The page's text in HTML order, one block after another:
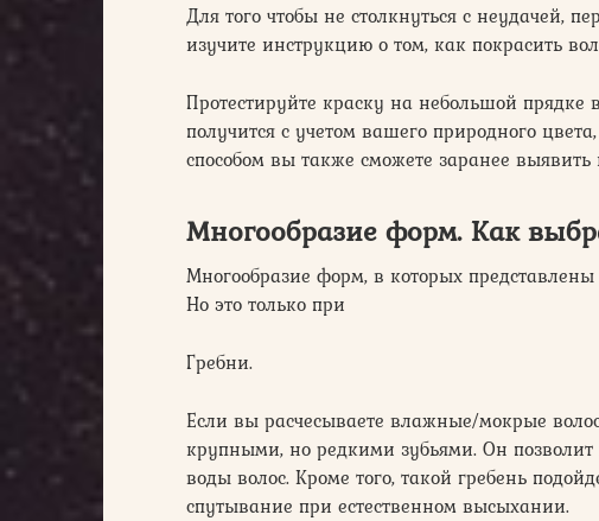
Для того чтобы не столкнуться с неудачей,
изучите инструкцию о том, как покрасить
Протестируйте краску на небольшой прядке
получится с учетом вашего природного
способом вы также сможете заранее выявить
Многообразие форм. Как
Многообразие форм, в которых представлены
Но это только при
Гребни.
Если вы расчесываете влажные/мокрые
крупными, но редкими зубьями. Он позволит
воды волос. Кроме того, такой гребень
спутывание при естественном высыхании.